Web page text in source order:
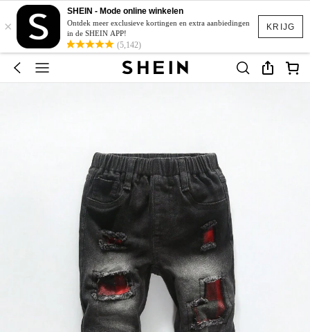
KRIJG
×
SHEIN - Mode online winkelen
Ontdek meer exclusieve kortingen en extra aanbiedingen
in de SHEIN APP!
(5,142)